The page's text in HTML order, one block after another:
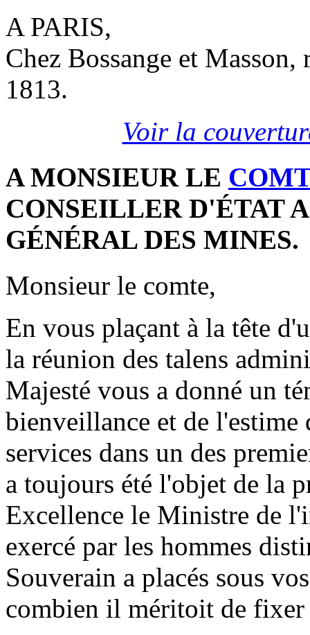
A PARIS,
Chez Bossange et
1813.
Voir la
A MONSIEUR LE
CONSEILLER D'ÉTAT
GÉNÉRAL DES MINES.
Monsieur le comte,
En vous plaçant à la tête
la réunion des talens
Majesté vous a donné un
bienveillance et de l'estime
services dans un des
a toujours été l'objet de la
Excellence le Ministre de
exercé par les hommes
Souverain a placés sous
combien il méritoit de fixer